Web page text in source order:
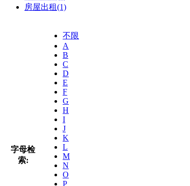
房屋出租(1)
字母检
索:
不限
A
B
C
D
E
F
G
H
I
J
K
L
M
N
O
P